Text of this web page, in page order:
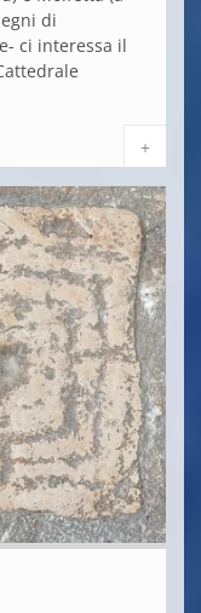
di
ci interessa il
+